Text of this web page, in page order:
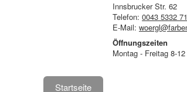
Innsbrucker Str. 62
Telefon: 0043 5332
E-Mail:
Öffnungszeiten
Montag - Freitag 8-
Startseite